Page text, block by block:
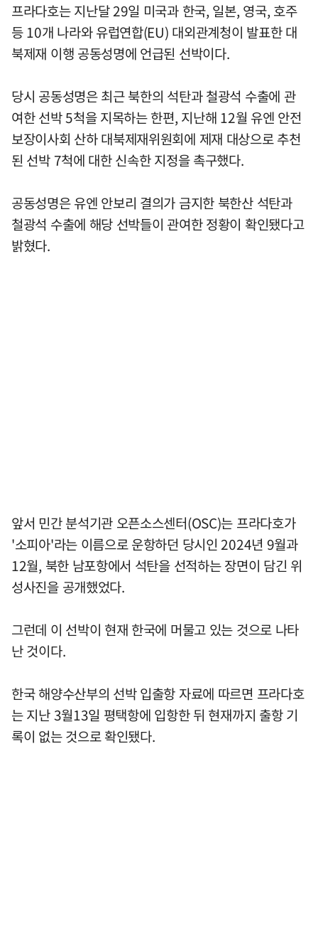
프라다호는 지난달 29일 미국과 한국, 일본, 영국, 호주
등 10개 나라와 유럽연합(EU) 대외관계청이 발표한 대
북제재 이행 공동성명에 언급된 선박이다.
당시 공동성명은 최근 북한의 석탄과 철광석 수출에 관
여한 선박 5척을 지목하는 한편, 지난해 12월 유엔 안전
보장이사회 산하 대북제재위원회에 제재 대상으로 추천
된 선박 7척에 대한 신속한 지정을 촉구했다.
공동성명은 유엔 안보리 결의가 금지한 북한산 석탄과
철광석 수출에 해당 선박들이 관여한 정황이 확인됐다고
밝혔다.
앞서 민간 분석기관 오픈소스센터(OSC)는 프라다호가
'소피아'라는 이름으로 운항하던 당시인 2024년 9월과
12월, 북한 남포항에서 석탄을 선적하는 장면이 담긴 위
성사진을 공개했었다.
그런데 이 선박이 현재 한국에 머물고 있는 것으로 나타
난 것이다.
한국 해양수산부의 선박 입출항 자료에 따르면 프라다호
는 지난 3월13일 평택항에 입항한 뒤 현재까지 출항 기
록이 없는 것으로 확인됐다.